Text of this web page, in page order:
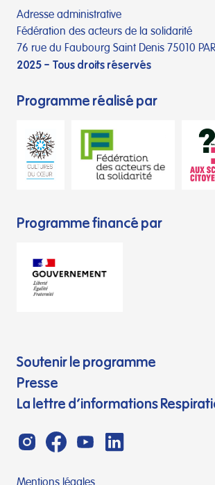
Adresse administrative
Fédération des acteurs de la solidarité
76 rue du Faubourg Saint Denis 75010
2025 – Tous droits réservés
Programme réalisé par
Programme financé par
Soutenir le programme
Presse
La lettre d’informations
Mentions légales